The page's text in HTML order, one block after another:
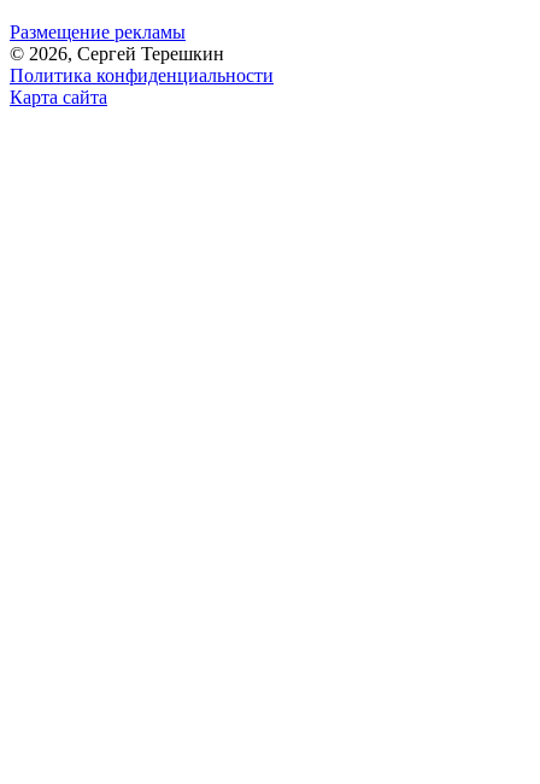
Размещение рекламы
© 2026, Сергей Терешкин
Политика конфиденциальности
Карта сайта